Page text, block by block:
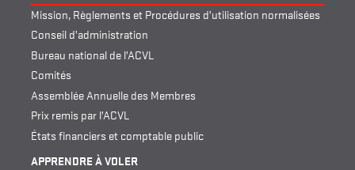
Mission, Règlements et Procédures d’utilisation normalisées
Conseil d’administration
Bureau national de l’ACVL
Comités
Assemblée Annuelle des Membres
Prix remis par l’ACVL
États financiers et comptable public
APPRENDRE À VOLER